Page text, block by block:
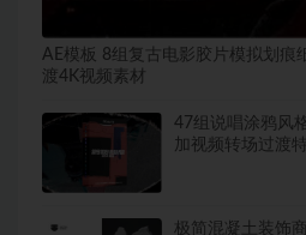
AE模板 8组复古电影胶片模拟划痕
渡4K视频素材
47组说唱涂鸦风
加视频转场过渡
极简混凝土装饰